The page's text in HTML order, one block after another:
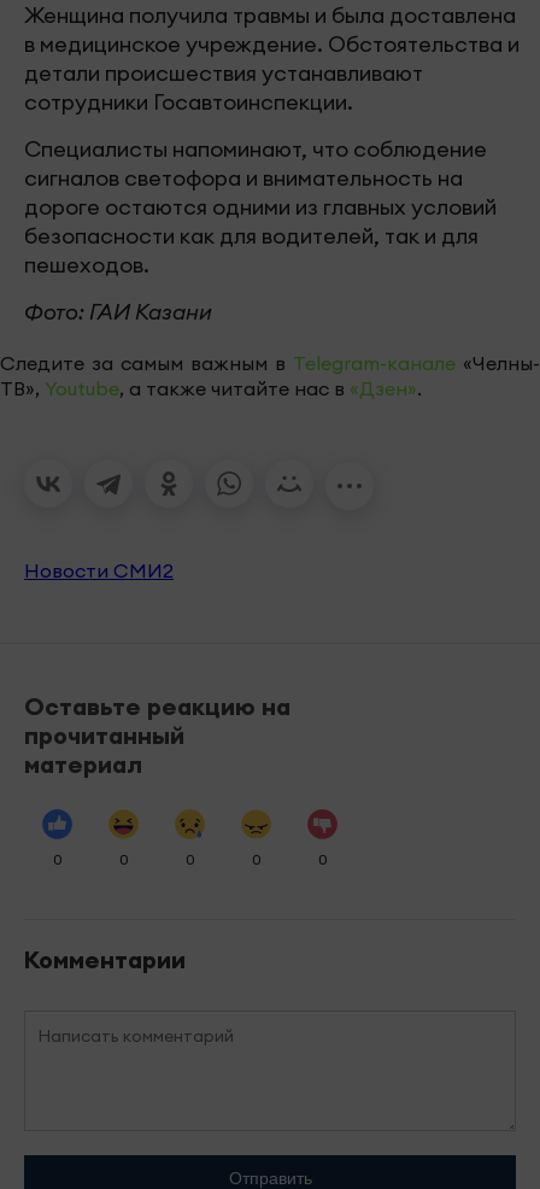
Женщина получила травмы и была доставлена
в медицинское учреждение. Обстоятельства и
детали происшествия устанавливают
сотрудники Госавтоинспекции.
Специалисты напоминают, что соблюдение
сигналов светофора и внимательность на
дороге остаются одними из главных условий
безопасности как для водителей, так и для
пешеходов.
Фото: ГАИ Казани
Следите за самым важным в Telegram-канале «Челны-
ТВ», Youtube, а также читайте нас в «Дзен».
Новости СМИ2
Оставьте реакцию на
прочитанный
материал
0 0 0 0 0
Комментарии
Отправить